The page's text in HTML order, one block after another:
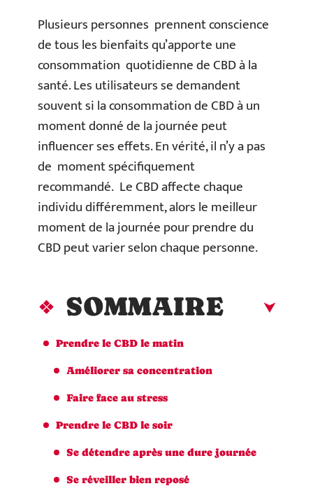
Plusieurs personnes prennent conscience
de tous les bienfaits qu’apporte une
consommation quotidienne de CBD à la
santé. Les utilisateurs se demandent
souvent si la consommation de CBD à un
moment donné de la journée peut
influencer ses effets. En vérité, il n’y a pas
de moment spécifiquement
recommandé. Le CBD affecte chaque
individu différemment, alors le meilleur
moment de la journée pour prendre du
CBD peut varier selon chaque personne.
SOMMAIRE
Prendre le CBD le matin
Améliorer sa concentration
Faire face au stress
Prendre le CBD le soir
Se détendre après une dure journée
Se réveiller bien reposé